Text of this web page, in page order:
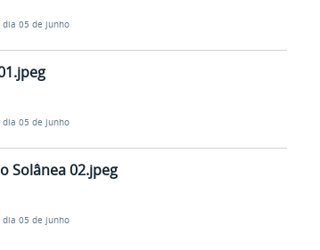
dia 05 de junho
dia 05 de junho
Solânea 02.jpeg
dia 05 de junho